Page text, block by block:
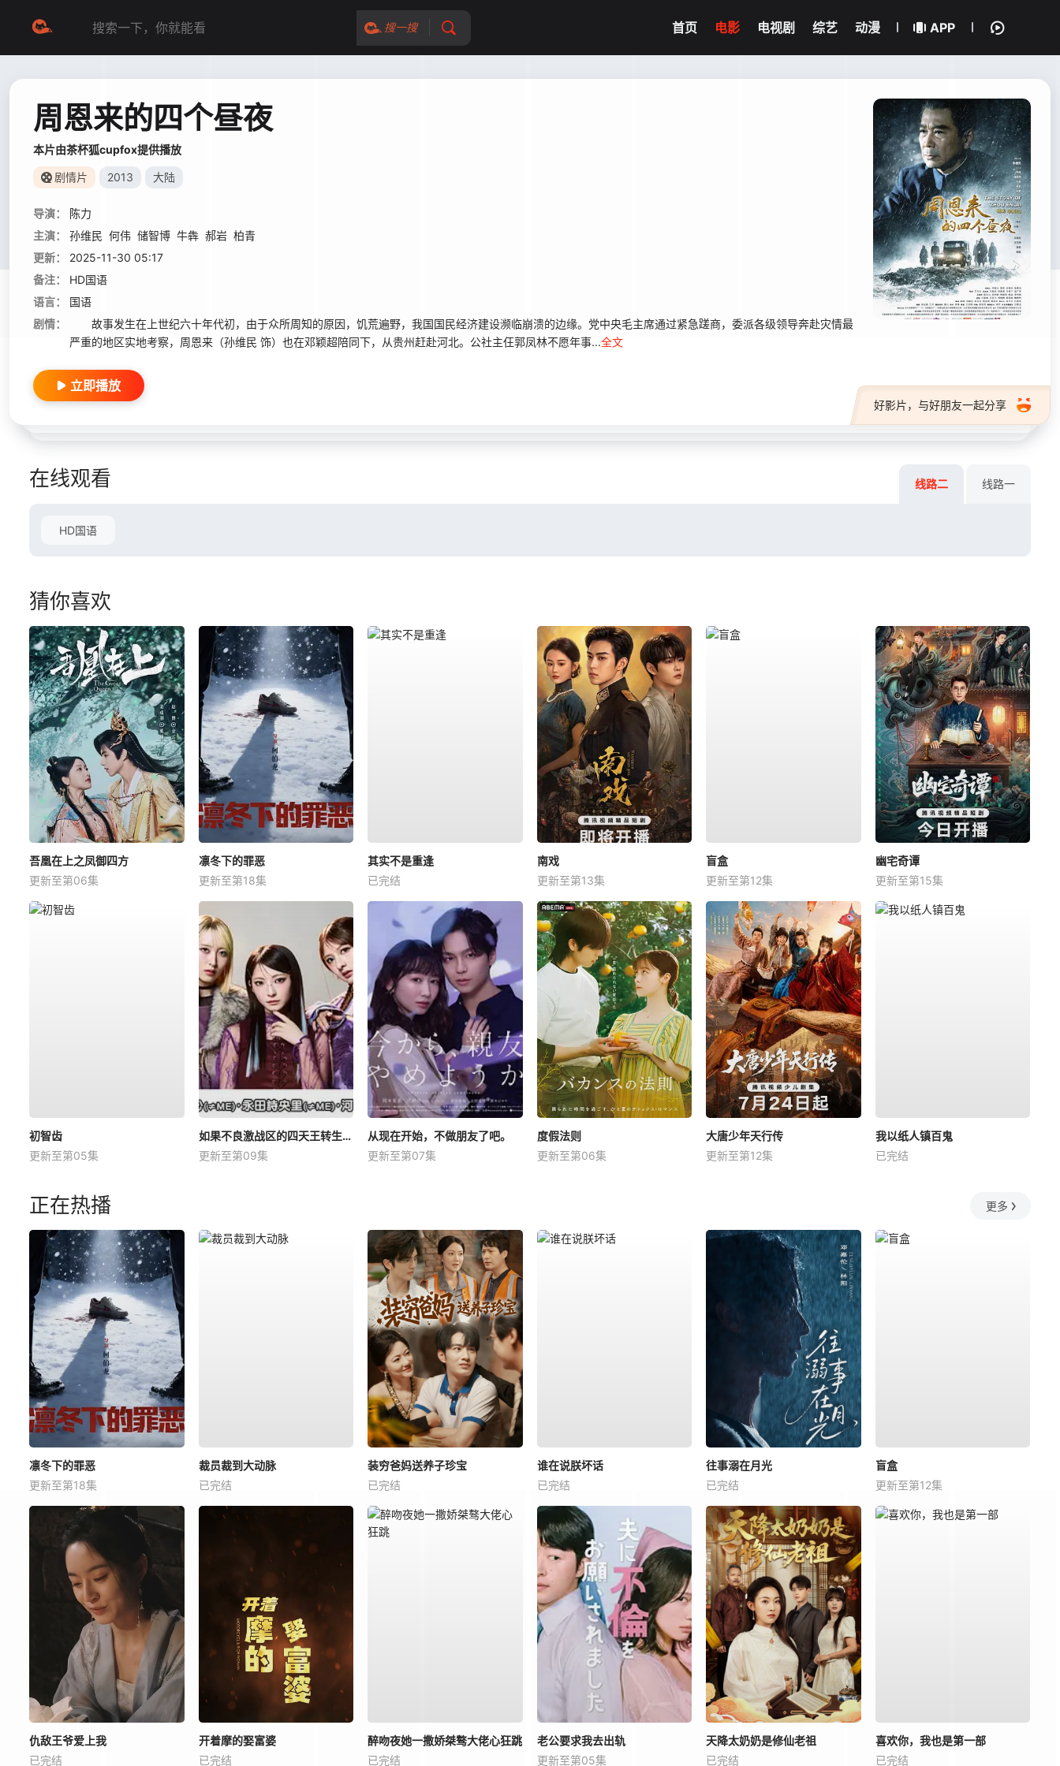
搜一搜 首页 电影 电视剧 综艺 动漫 APP
周恩来的四个昼夜
本片由茶杯狐cupfox提供播放
剧情片 2013 大陆
导演：
陈力
主演：
孙维民 何伟 储智博 牛犇 郝岩 柏青
更新：
2025-11-30 05:17
备注：
HD国语
语言：
国语
剧情：
故事发生在上世纪六十年代初，由于众所周知的原因，饥荒遍野，我国国民经济建设濒临崩溃的边缘。党中央毛主席通过紧急蹉商，委派各级领导奔赴灾情最
严重的地区实地考察，周恩来（孙维民 饰）也在邓颖超陪同下，从贵州赶赴河北。公社主仼郭凤林不愿年事...全文
好影片，与好朋友一起分享
立即播放
在线观看 线路二 线路一
HD国语
猜你喜欢
吾凰在上之凤御四方
更新至第06集
凛冬下的罪恶
更新至第18集
其实不是重逢
已完结
南戏
更新至第13集
盲盒
更新至第12集
幽宅奇谭
更新至第15集
初智齿
更新至第05集
如果不良激战区的四天王转生成了偶像团体？
更新至第09集
从现在开始，不做朋友了吧。
更新至第07集
度假法则
更新至第06集
大唐少年天行传
更新至第12集
我以纸人镇百鬼
已完结
正在热播 更多
凛冬下的罪恶
更新至第18集
裁员裁到大动脉
已完结
装穷爸妈送养子珍宝
已完结
谁在说朕坏话
已完结
往事溺在月光
已完结
盲盒
更新至第12集
仇敌王爷爱上我
已完结
开着摩的娶富婆
已完结
醉吻夜她一撒娇桀骜大佬心狂跳
已完结
老公要求我去出轨
更新至第05集
天降太奶奶是修仙老祖
已完结
喜欢你，我也是第一部
已完结